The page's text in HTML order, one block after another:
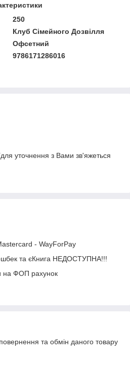
250
Клуб Сімейного Дозвілля
Офсетний
9786171286016
уточнення з Вами зв'яжеться
- WayForPay
та єКнига НЕДОСТУПНА!!!
на ФОП рахунок
та обмін даного товару